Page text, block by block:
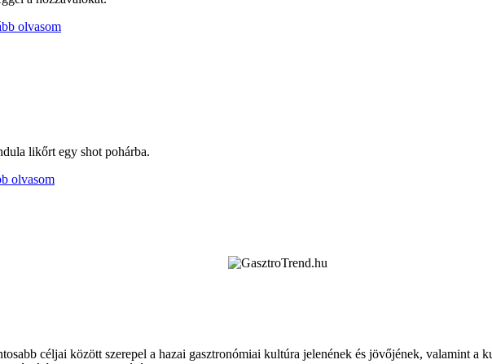
olvasom
likőrt egy shot pohárba.
olvasom
céljai között szerepel a hazai gasztronómiai kultúra jelenének és jövőjének, valamint a